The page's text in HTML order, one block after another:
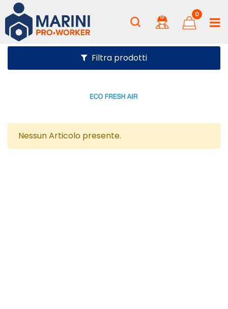
0
Filtra prodotti
Nessun Articolo presente.